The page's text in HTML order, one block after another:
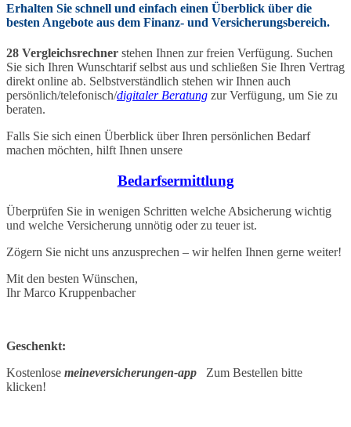
Erhalten Sie schnell und einfach einen Überblick über die
besten Angebote aus dem Finanz- und Versicherungsbereich.
28 Vergleichsrechner stehen Ihnen zur freien Verfügung. Suchen
Sie sich Ihren Wunschtarif selbst aus und schließen Sie Ihren Vertrag
direkt online ab. Selbstverständlich stehen wir Ihnen auch
persönlich/telefonisch/digitaler Beratung zur Verfügung, um Sie zu
beraten.
Falls Sie sich einen Überblick über Ihren persönlichen Bedarf
machen möchten, hilft Ihnen unsere
Bedarfsermittlung
Überprüfen Sie in wenigen Schritten welche Absicherung wichtig
und welche Versicherung unnötig oder zu teuer ist.
Zögern Sie nicht uns anzusprechen – wir helfen Ihnen gerne weiter!
Mit den besten Wünschen,
Ihr Marco Kruppenbacher
Geschenkt:
Kostenlose meineversicherungen-app Zum Bestellen bitte
klicken!